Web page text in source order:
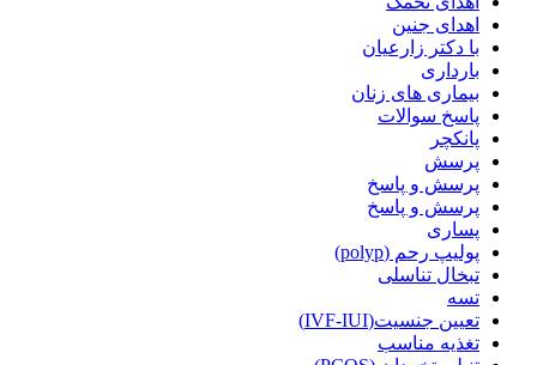
اهدای جنین
با دکتر زارعیان
بارداری
بیماری های زنان
پاسخ سوالات
پانکچر
پرسش
پرسش و پاسخ
پرسش و پاسخ
پساری
پولیپ رحم (polyp)
تبخال تناسلی
تسه
تعیین جنسیت(IVF-IUI)
تغذیه مناسب